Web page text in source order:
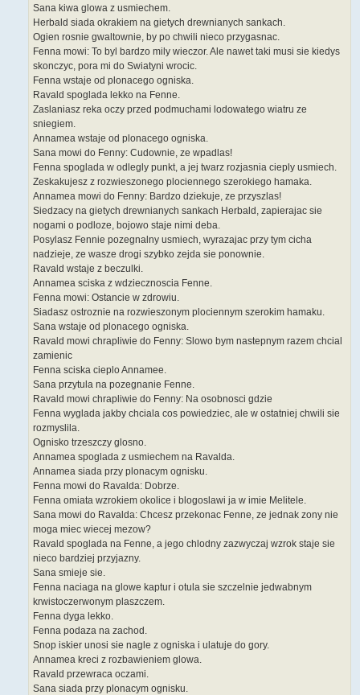
Sana kiwa glowa z usmiechem.
Herbald siada okrakiem na gietych drewnianych sankach.
Ogien rosnie gwaltownie, by po chwili nieco przygasnac.
Fenna mowi: To byl bardzo mily wieczor. Ale nawet taki musi sie kiedys
skonczyc, pora mi do Swiatyni wrocic.
Fenna wstaje od plonacego ogniska.
Ravald spoglada lekko na Fenne.
Zaslaniasz reka oczy przed podmuchami lodowatego wiatru ze
sniegiem.
Annamea wstaje od plonacego ogniska.
Sana mowi do Fenny: Cudownie, ze wpadlas!
Fenna spoglada w odlegly punkt, a jej twarz rozjasnia cieply usmiech.
Zeskakujesz z rozwieszonego plociennego szerokiego hamaka.
Annamea mowi do Fenny: Bardzo dziekuje, ze przyszlas!
Siedzacy na gietych drewnianych sankach Herbald, zapierajac sie
nogami o podloze, bojowo staje nimi deba.
Posylasz Fennie pozegnalny usmiech, wyrazajac przy tym cicha
nadzieje, ze wasze drogi szybko zejda sie ponownie.
Ravald wstaje z beczulki.
Annamea sciska z wdziecznoscia Fenne.
Fenna mowi: Ostancie w zdrowiu.
Siadasz ostroznie na rozwieszonym plociennym szerokim hamaku.
Sana wstaje od plonacego ogniska.
Ravald mowi chrapliwie do Fenny: Slowo bym nastepnym razem chcial
zamienic
Fenna sciska cieplo Annamee.
Sana przytula na pozegnanie Fenne.
Ravald mowi chrapliwie do Fenny: Na osobnosci gdzie
Fenna wyglada jakby chciala cos powiedziec, ale w ostatniej chwili sie
rozmyslila.
Ognisko trzeszczy glosno.
Annamea spoglada z usmiechem na Ravalda.
Annamea siada przy plonacym ognisku.
Fenna mowi do Ravalda: Dobrze.
Fenna omiata wzrokiem okolice i blogoslawi ja w imie Melitele.
Sana mowi do Ravalda: Chcesz przekonac Fenne, ze jednak zony nie
moga miec wiecej mezow?
Ravald spoglada na Fenne, a jego chlodny zazwyczaj wzrok staje sie
nieco bardziej przyjazny.
Sana smieje sie.
Fenna naciaga na glowe kaptur i otula sie szczelnie jedwabnym
krwistoczerwonym plaszczem.
Fenna dyga lekko.
Fenna podaza na zachod.
Snop iskier unosi sie nagle z ogniska i ulatuje do gory.
Annamea kreci z rozbawieniem glowa.
Ravald przewraca oczami.
Sana siada przy plonacym ognisku.